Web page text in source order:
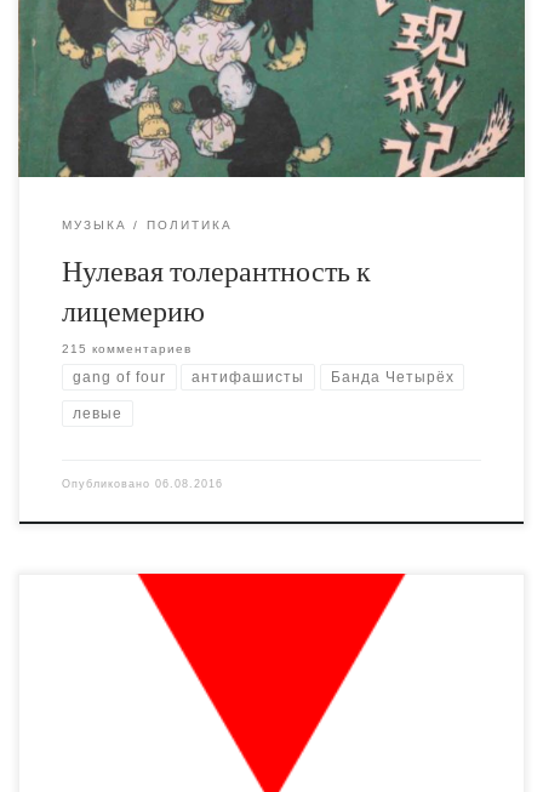
местная группа Банда Четырех. Кто-то рассказал
британцам о том, что их тезки – правые, и те
потребовали убрать их со сцены. По этому поводу,
предсказуемо, пошли дискуссии в […]
МУЗЫКА ПОЛИТИКА
Нулевая толерантность к
лицемерию
215 комментариев
gang of four антифашисты Банда Четырёх
левые
Опубликовано 06.08.2016
Есть у анархистов такая старая забава: спорить о
"Единственно-Верной-Позиции", которую следовало бы
занять во Второй Мировой Войне. Если у оппонента
нет такой Единственно-Верной-Позиции, то его следует
обвинить в оборонничестве или колаборционизме.